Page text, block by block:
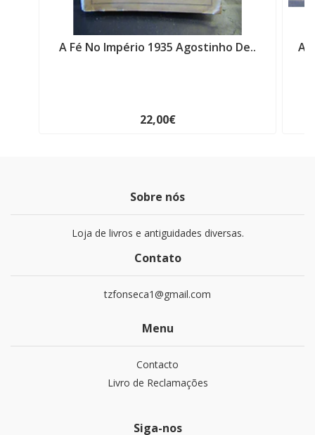
A Fé No Império 1935 Agostinho De..
22,00€
Sobre nós
Loja de livros e antiguidades diversas.
Contato
tzfonseca1@gmail.com
Menu
Contacto
Livro de Reclamações
Siga-nos